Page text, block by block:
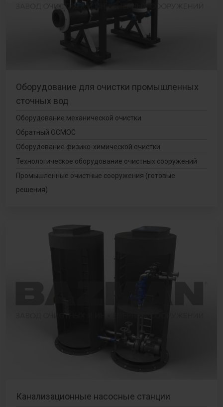
Оборудование для очистки промышленных
сточных вод
Оборудование механической очистки
Обратный ОСМОС
Оборудование физико-химической очистки
Технологическое оборудование очистных сооружений
Промышленные очистные сооружения (готовые
решения)
Канализационные насосные станции